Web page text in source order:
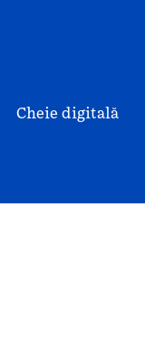
Cheie digitală